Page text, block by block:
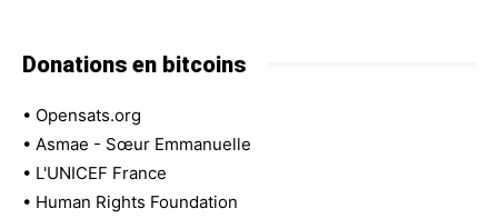
Donations en bitcoins
• Opensats.org
• Asmae - Sœur Emmanuelle
• L'UNICEF France
• Human Rights Foundation